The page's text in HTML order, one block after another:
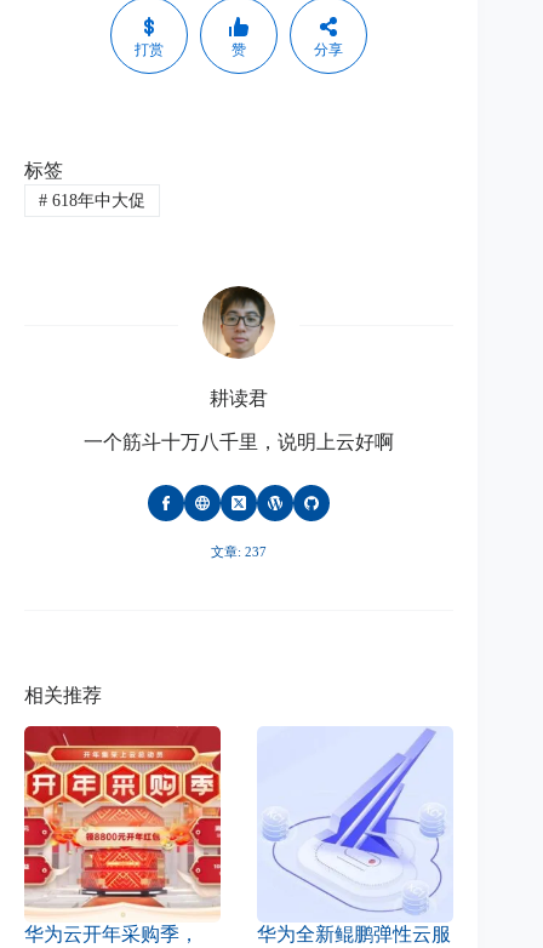
打赏 赞 分享
标签
#618年中大促
耕读君
一个筋斗十万八千里，说明上云好啊
文章: 237
相关推荐
华为云开年采购季，
华为全新鲲鹏弹性云服